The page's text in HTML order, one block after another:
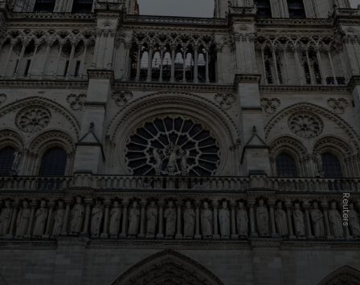
Reuters